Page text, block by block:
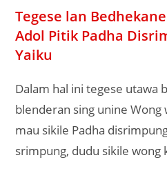
wa barakatuhu, cangkriman
jinise cangkriman
Teka- teki (tebak-tebakan
Apa itu cangkriman
plesetan? Yaiku cangkriman
srekalan utawa plesedan,